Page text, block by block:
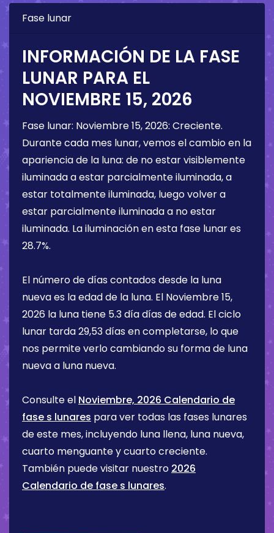
Fase lunar
INFORMACIÓN DE LA FASE
LUNAR PARA EL
NOVIEMBRE 15, 2026
Fase lunar: Noviembre 15, 2026: Creciente.
Durante cada mes lunar, vemos el cambio en la
apariencia de la luna: de no estar visiblemente
iluminada a estar parcialmente iluminada, a
estar totalmente iluminada, luego volver a
estar parcialmente iluminada a no estar
iluminada. La iluminación en esta fase lunar es
28.7%.
El número de días contados desde la luna
nueva es la edad de la luna. El Noviembre 15,
2026 la luna tiene 5.3 díadías de edad. El ciclo
lunar tarda 29,53 días en completarse, lo que
nos permite verlo cambiando su forma de luna
nueva a luna nueva.
Consulte el Noviembre, 2026 Calendario de
fase s lunares para ver todas las fases lunares
de este mes, incluyendo luna llena, luna nueva,
cuarto menguante y cuarto creciente.
También puede visitar nuestro 2026
Calendario de fase s lunares.